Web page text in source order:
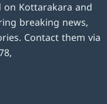
on Kottarakara and
breaking news,
Contact them via